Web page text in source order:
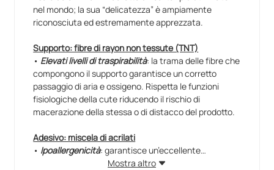
nel mondo; la sua “delicatezza” è ampiamente
riconosciuta ed estremamente apprezzata.
Supporto: fibre di rayon non tessute (TNT)
• Elevati livelli di traspirabilità: la trama delle fibre che
compongono il supporto garantisce un corretto
passaggio di aria e ossigeno. Rispetta le funzioni
fisiologiche della cute riducendo il rischio di
macerazione della stessa o di distacco del prodotto.
Adesivo: miscela di acrilati
• Ipoallergenicità: garantisce un’eccellente
tolleranza cutanea e quindi una bassa frequenza di
Mostra altro